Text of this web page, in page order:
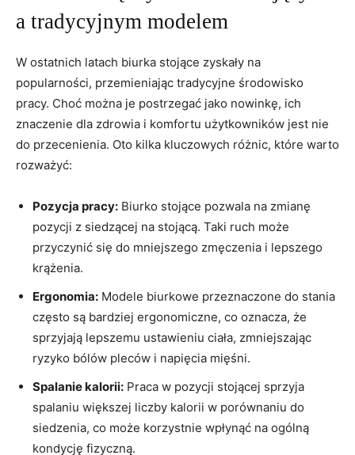
a tradycyjnym modelem
W ‍ostatnich latach biurka stojące zyskały na
popularności, przemieniając tradycyjne środowisko⁤
pracy. Choć można je postrzegać jako nowinkę, ich
⁣znaczenie dla zdrowia i komfortu użytkowników jest​ nie⁢
do przecenienia. Oto ⁢kilka⁢ kluczowych​ różnic, które warto
rozważyć:
Pozycja pracy: Biurko stojące pozwala na ⁤zmianę⁢
pozycji z siedzącej ⁢na ⁤stojącą. Taki ‌ruch⁢ może
⁢przyczynić ​się do ⁢mniejszego zmęczenia i lepszego⁣
krążenia.
Ergonomia: Modele biurkowe przeznaczone⁣ do stania
często są bardziej‍ ergonomiczne, co oznacza, że
sprzyjają lepszemu​ ustawieniu⁣ ciała, zmniejszając
ryzyko ⁣bólów pleców‍ i​ napięcia‍ mięśni.
Spalanie kalorii: Praca w pozycji stojącej sprzyja
spalaniu większej liczby kalorii w ⁣porównaniu do
siedzenia, co może korzystnie wpłynąć na‌ ogólną
kondycję fizyczną.